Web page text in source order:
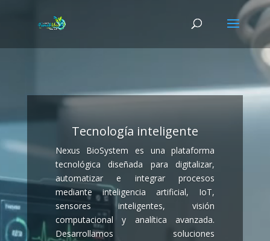
Tecnología inteligente
Nexus BioSystem es una plataforma
tecnológica diseñada para digitalizar,
automatizar e integrar procesos
mediante inteligencia artificial, IoT,
sensores inteligentes, visión
computacional y analítica avanzada.
Desarrollamos soluciones